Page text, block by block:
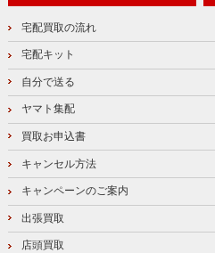
宅配買取の流れ
宅配キット
自分で送る
ヤマト集配
買取お申込書
キャンセル方法
キャンペーンのご案内
出張買取
店頭買取